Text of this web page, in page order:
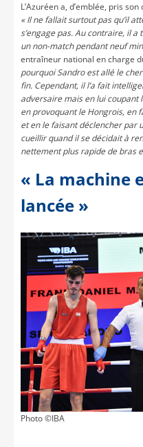
L’Azuréen a, d’emblée, pris
« Il ne fallait surtout pas qu’il
s’engage pas. Au contraire, il
un non-match pendant neuf
entraîneur national en charge
pourquoi Sandro est allé le
fin. Cependant, il l’a fait
adversaire mais en lui coupant
en provoquant le Hongrois, en
et en le faisant déclencher par
cueillir quand il se décidait à
nettement plus rapide de bras
« La machine
lancée »
Photo ©IBA